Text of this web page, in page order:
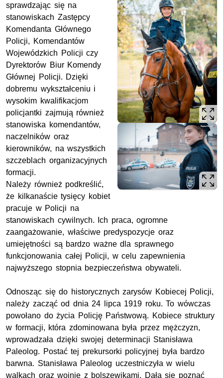
sprawdzając się na
stanowiskach Zastępcy
Komendanta Głównego
Policji, Komendantów
Wojewódzkich Policji czy
Dyrektorów Biur Komendy
Głównej Policji. Dzięki
dobremu wykształceniu i
wysokim kwalifikacjom
policjantki zajmują również
stanowiska komendantów,
naczelników oraz
kierowników, na wszystkich
szczeblach organizacyjnych
formacji.
Należy również podkreślić,
że kilkanaście tysięcy kobiet
pracuje w Policji na
stanowiskach cywilnych. Ich praca, ogromne
zaangażowanie, właściwe predyspozycje oraz
umiejętności są bardzo ważne dla sprawnego
funkcjonowania całej Policji, w celu zapewnienia
najwyższego stopnia bezpieczeństwa obywateli.
Odnosząc się do historycznych zarysów Kobiecej Policji,
należy zacząć od dnia 24 lipca 1919 roku. To wówczas
powołano do życia Policję Państwową. Kobiece struktury
w formacji, która zdominowana była przez mężczyzn,
wprowadzała dzięki swojej determinacji Stanisława
Paleolog. Postać tej prekursorki policyjnej była bardzo
barwna. Stanisława Paleolog uczestniczyła w wielu
walkach oraz wojnie z bolszewikami. Dała się poznać